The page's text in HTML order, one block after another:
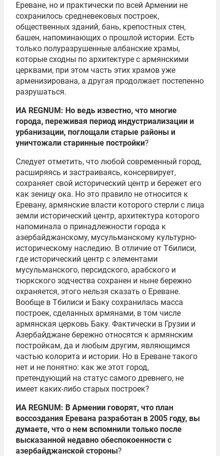
Ереване, но и практически по всей Армении не
сохранилось средневековых построек,
общественных зданий, бань, крепостных стен,
башен, напоминающих о прошлой истории. Есть
только полуразрушенные албанские храмы,
которые сходны по архитектуре с армянскими
церквами, при этом часть этих храмов уже
арменизирована, а другая продолжает постепенно
разрушаться.
ИА REGNUM: Но ведь известно, что многие
города, переживая период индустриализации и
урбанизации, поглощали старые районы и
уничтожали старинные постройки?
Следует отметить, что любой современный город,
расширяясь и застраиваясь, консервирует,
сохраняет свой исторический центр и бережет его
как зеницу ока. Но это правило не относится к
Еревану, армянские власти которого стерли с лица
земли исторический центр, архитектура которого
напоминала о принадлежности города к
азербайджанскому, мусульманскому культурно-
историческому наследию. В отличие от Тбилиси,
где исторический центр с элементами
мусульманского, персидского, арабского и
тюркского зодчества сохранен и ныне бережно
охраняется, этого нельзя сказать о Ереване.
Вообще в Тбилиси и Баку сохранилась масса
построек, сделанных армянами, в том числе
армянская церковь Баку. Фактически в Грузии и
Азербайджане бережно относятся к армянским
постройкам, да и любым другим, являющимся
частью колорита и истории. Но в Ереване такого
нет и не понятно: как же этот город,
претендующий на статус самого древнего, не
имеет каких-либо старых построек?
ИА REGNUM: В Армении говорят, что план
воссоздания Еревана разработан в 2005 году, вы
думаете, что о нем вспомнили только после
высказанной недавно обеспокоенности с
азербайджанской стороны?